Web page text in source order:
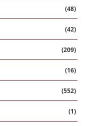
(48)
(42)
(209)
(16)
(552)
(1)